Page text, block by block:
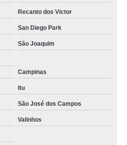
Recanto dos Victor
San Diego Park
São Joaquim
Campinas
Itu
São José dos Campos
Valinhos